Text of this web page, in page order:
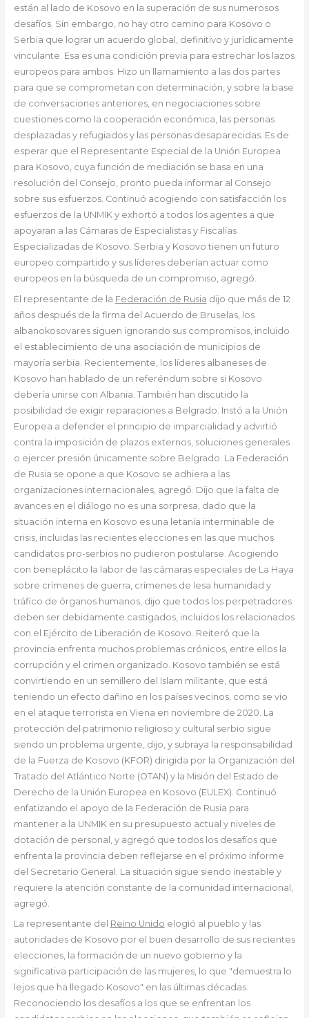
están al lado de Kosovo en la superación de sus numerosos
desafíos. Sin embargo, no hay otro camino para Kosovo o
Serbia que lograr un acuerdo global, definitivo y jurídicamente
vinculante. Esa es una condición previa para estrechar los lazos
europeos para ambos. Hizo un llamamiento a las dos partes
para que se comprometan con determinación, y sobre la base
de conversaciones anteriores, en negociaciones sobre
cuestiones como la cooperación económica, las personas
desplazadas y refugiados y las personas desaparecidas. Es de
esperar que el Representante Especial de la Unión Europea
para Kosovo, cuya función de mediación se basa en una
resolución del Consejo, pronto pueda informar al Consejo
sobre sus esfuerzos. Continuó acogiendo con satisfacción los
esfuerzos de la UNMIK y exhortó a todos los agentes a que
apoyaran a las Cámaras de Especialistas y Fiscalías
Especializadas de Kosovo. Serbia y Kosovo tienen un futuro
europeo compartido y sus líderes deberían actuar como
europeos en la búsqueda de un compromiso, agregó.
El representante de la Federación de Rusia dijo que más de 12
años después de la firma del Acuerdo de Bruselas, los
albanokosovares siguen ignorando sus compromisos, incluido
el establecimiento de una asociación de municipios de
mayoría serbia. Recientemente, los líderes albaneses de
Kosovo han hablado de un referéndum sobre si Kosovo
debería unirse con Albania. También han discutido la
posibilidad de exigir reparaciones a Belgrado. Instó a la Unión
Europea a defender el principio de imparcialidad y advirtió
contra la imposición de plazos externos, soluciones generales
o ejercer presión únicamente sobre Belgrado. La Federación
de Rusia se opone a que Kosovo se adhiera a las
organizaciones internacionales, agregó. Dijo que la falta de
avances en el diálogo no es una sorpresa, dado que la
situación interna en Kosovo es una letanía interminable de
crisis, incluidas las recientes elecciones en las que muchos
candidatos pro-serbios no pudieron postularse. Acogiendo
con beneplácito la labor de las cámaras especiales de La Haya
sobre crímenes de guerra, crímenes de lesa humanidad y
tráfico de órganos humanos, dijo que todos los perpetradores
deben ser debidamente castigados, incluidos los relacionados
con el Ejército de Liberación de Kosovo. Reiteró que la
provincia enfrenta muchos problemas crónicos, entre ellos la
corrupción y el crimen organizado. Kosovo también se está
convirtiendo en un semillero del Islam militante, que está
teniendo un efecto dañino en los países vecinos, como se vio
en el ataque terrorista en Viena en noviembre de 2020. La
protección del patrimonio religioso y cultural serbio sigue
siendo un problema urgente, dijo, y subraya la responsabilidad
de la Fuerza de Kosovo (KFOR) dirigida por la Organización del
Tratado del Atlántico Norte (OTAN) y la Misión del Estado de
Derecho de la Unión Europea en Kosovo (EULEX). Continuó
enfatizando el apoyo de la Federación de Rusia para
mantener a la UNMIK en su presupuesto actual y niveles de
dotación de personal, y agregó que todos los desafíos que
enfrenta la provincia deben reflejarse en el próximo informe
del Secretario General. La situación sigue siendo inestable y
requiere la atención constante de la comunidad internacional,
agregó.
La representante del Reino Unido elogió al pueblo y las
autoridades de Kosovo por el buen desarrollo de sus recientes
elecciones, la formación de un nuevo gobierno y la
significativa participación de las mujeres, lo que "demuestra lo
lejos que ha llegado Kosovo" en las últimas décadas.
Reconociendo los desafíos a los que se enfrentan los